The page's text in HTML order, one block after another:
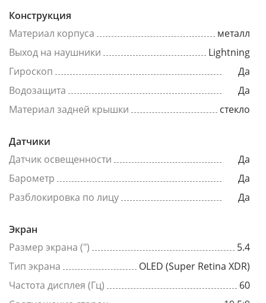
Конструкция
Материал корпуса
металл
Выход на наушники
Lightning
Гироскоп
Да
Водозащита
Да
Материал задней крышки
стекло
Датчики
Датчик освещенности
Да
Барометр
Да
Разблокировка по лицу
Да
Экран
Размер экрана (")
5.4
Тип экрана
OLED (Super Retina XDR)
Частота дисплея (Гц)
60